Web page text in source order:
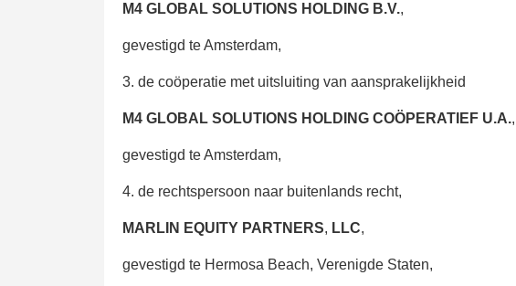
M4 GLOBAL SOLUTIONS HOLDING B.V.,
gevestigd te Amsterdam,
3. de coöperatie met uitsluiting van aansprakelijkheid
M4 GLOBAL SOLUTIONS HOLDING COÖPERATIEF U.A.,
gevestigd te Amsterdam,
4. de rechtspersoon naar buitenlands recht,
MARLIN EQUITY PARTNERS, LLC,
gevestigd te Hermosa Beach, Verenigde Staten,